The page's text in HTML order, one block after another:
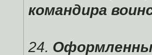
командира
24.